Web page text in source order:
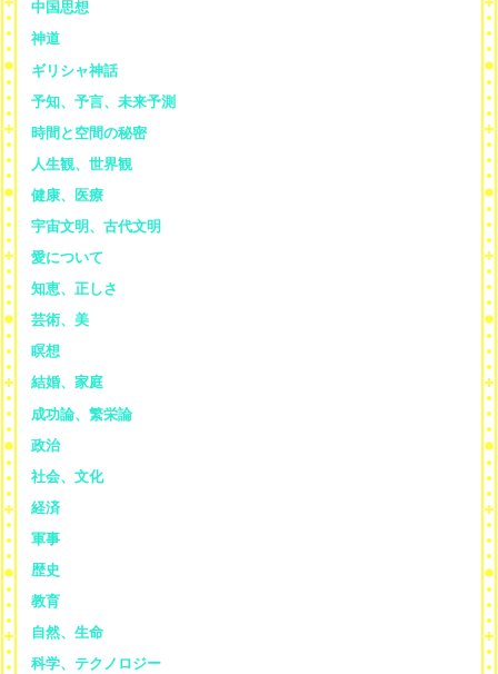
中国思想
神道
ギリシャ神話
予知、予言、未来予測
時間と空間の秘密
人生観、世界観
健康、医療
宇宙文明、古代文明
愛について
知恵、正しさ
芸術、美
瞑想
結婚、家庭
成功論、繁栄論
政治
社会、文化
経済
軍事
歴史
教育
自然、生命
科学、テクノロジー